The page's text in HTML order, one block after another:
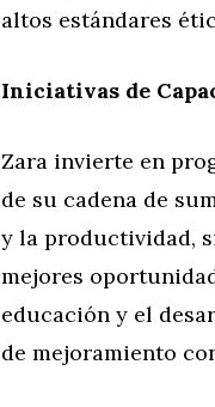
altos estándares
Iniciativas de
Zara invierte en
de su cadena de
y la productividad,
mejores
educación y el
de mejoramiento